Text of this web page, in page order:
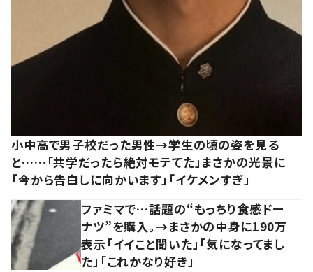
小中高で男子校だった男性→学生の頃の姿を見る
と……「共学だったら絶対モテてた」まさかの光景に
「今から告白しに向かいます」「イケメンすぎ」
ファミマで…話題の“もっちり食感ドー
ナツ”を購入。→まさかの中身に190万
表示「イイこと聞いた」「気になってまし
た」「これかなり好き」